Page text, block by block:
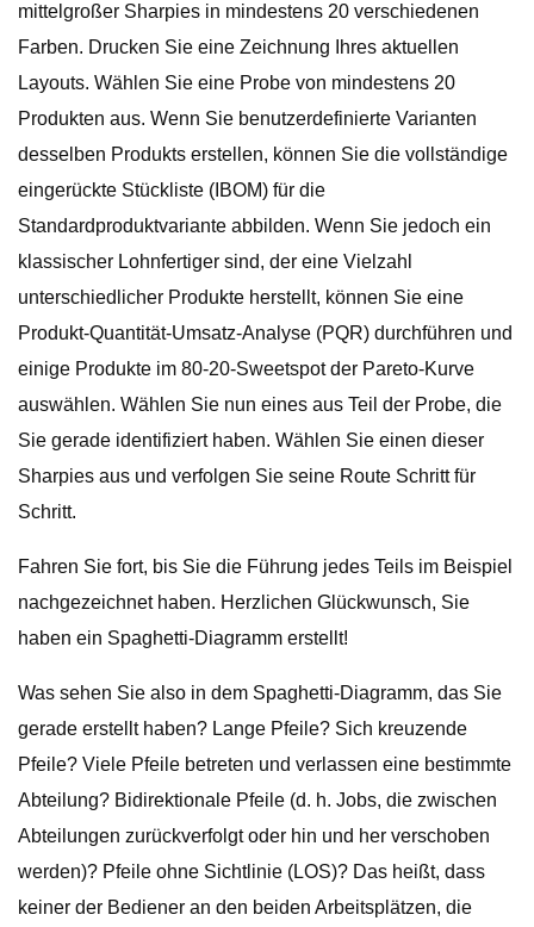
mittelgroßer Sharpies in mindestens 20 verschiedenen
Farben. Drucken Sie eine Zeichnung Ihres aktuellen
Layouts. Wählen Sie eine Probe von mindestens 20
Produkten aus. Wenn Sie benutzerdefinierte Varianten
desselben Produkts erstellen, können Sie die vollständige
eingerückte Stückliste (IBOM) für die
Standardproduktvariante abbilden. Wenn Sie jedoch ein
klassischer Lohnfertiger sind, der eine Vielzahl
unterschiedlicher Produkte herstellt, können Sie eine
Produkt-Quantität-Umsatz-Analyse (PQR) durchführen und
einige Produkte im 80-20-Sweetspot der Pareto-Kurve
auswählen. Wählen Sie nun eines aus Teil der Probe, die
Sie gerade identifiziert haben. Wählen Sie einen dieser
Sharpies aus und verfolgen Sie seine Route Schritt für
Schritt.
Fahren Sie fort, bis Sie die Führung jedes Teils im Beispiel
nachgezeichnet haben. Herzlichen Glückwunsch, Sie
haben ein Spaghetti-Diagramm erstellt!
Was sehen Sie also in dem Spaghetti-Diagramm, das Sie
gerade erstellt haben? Lange Pfeile? Sich kreuzende
Pfeile? Viele Pfeile betreten und verlassen eine bestimmte
Abteilung? Bidirektionale Pfeile (d. h. Jobs, die zwischen
Abteilungen zurückverfolgt oder hin und her verschoben
werden)? Pfeile ohne Sichtlinie (LOS)? Das heißt, dass
keiner der Bediener an den beiden Arbeitsplätzen, die